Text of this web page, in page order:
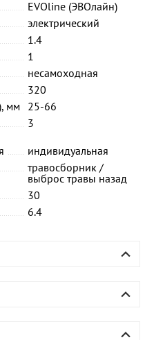
EVOline (ЭВОлайн)
электрический
1.4
1
несамоходная
320
мм 25-66
3
индивидуальная
травосборник /
выброс травы назад
30
6.4